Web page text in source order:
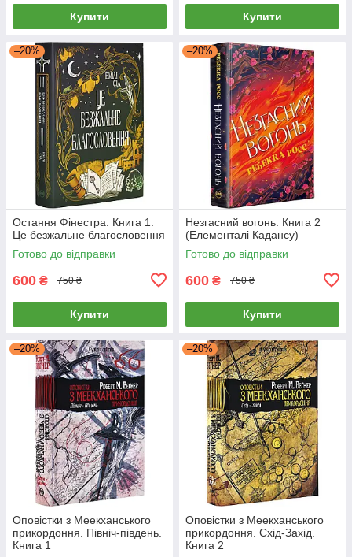
Купити Купити
–20%
Остання Фінестра. Книга 1.
Це безжальне благословення
Готово до відправки
600 ₴ 750 ₴
Купити
–20%
Незгасний вогонь. Книга 2
(Елементалі Кадансу)
Готово до відправки
600 ₴ 750 ₴
Купити
–20%
Оповістки з Меекханського
прикордоння. Північ-південь.
Книга 1
–20%
Оповістки з Меекханського
прикордоння. Схід-Захід.
Книга 2